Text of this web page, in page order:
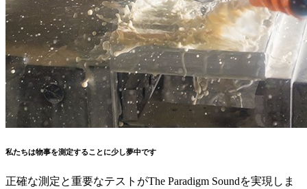
私たちは物事を測定することに少し夢中です
正確な測定と重要なテストがThe Paradigm Soundを実現しま